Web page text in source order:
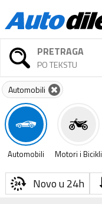
PRETRAGA
PO TEKSTU
Automobili
Automobili Motori i Bicikli
Novo u 24h